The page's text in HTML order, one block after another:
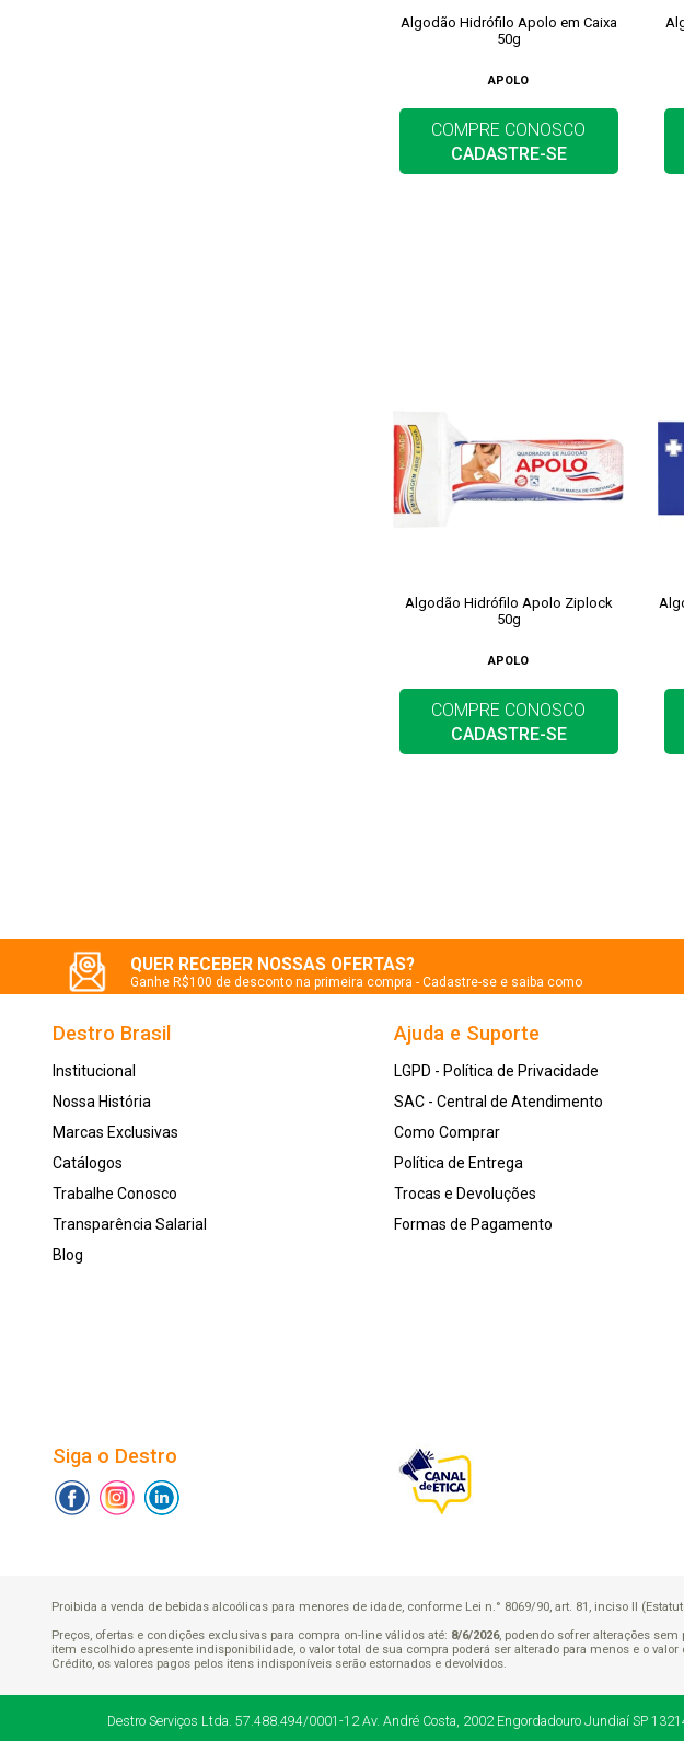
Algodão Hidrófilo Apolo em Caixa
50g
APOLO
COMPRE CONOSCO
CADASTRE-SE
Algodão Hidrófilo Apolo Ziplock
50g
APOLO
COMPRE CONOSCO
CADASTRE-SE
QUER RECEBER NOSSAS OFERTAS?
Ganhe R$100 de desconto na primeira compra - Cadastre-se e saiba como
Destro Brasil
Institucional
Nossa História
Marcas Exclusivas
Catálogos
Trabalhe Conosco
Transparência Salarial
Blog
Ajuda e Suporte
LGPD - Política de Privacidade
SAC - Central de Atendimento
Como Comprar
Política de Entrega
Trocas e Devoluções
Formas de Pagamento
Siga o Destro
Proibida a venda de bebidas alcoólicas para menores de idade, conforme Lei n.° 8069/90, art. 81, inciso II
Preços, ofertas e condições exclusivas para compra on-line válidos até: 8/6/2026, podendo sofrer alterações
item escolhido apresente indisponibilidade, o valor total de sua compra poderá ser alterado para menos e o
Crédito, os valores pagos pelos itens indisponíveis serão estornados e devolvidos.
Destro Serviços Ltda. 57.488.494/0001-12 Av. André Costa, 2002 Engordadouro Jundiaí SP